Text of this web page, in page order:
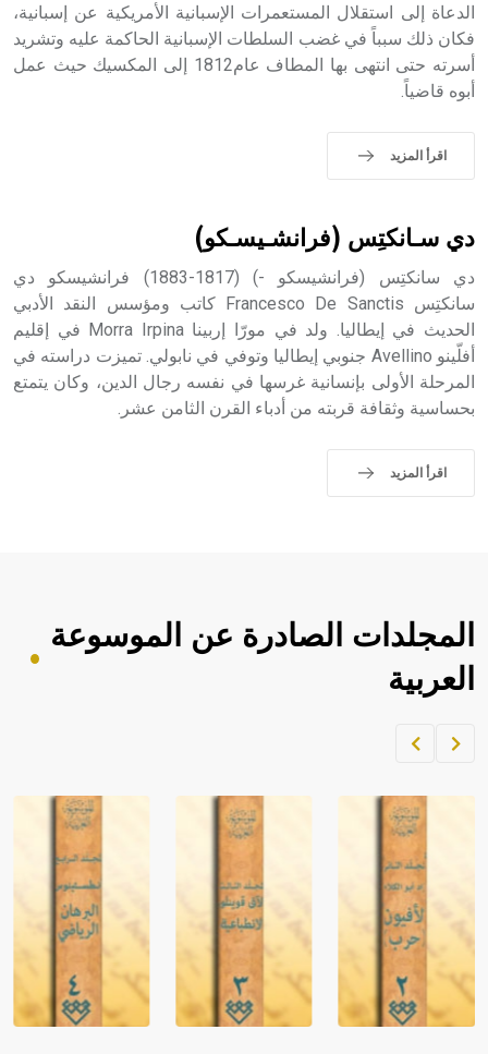
- هل تعلم أن الأبجدية الكنعانية تتألف من /22/ علامة كتابية
sign تكتب منفصلة غير متصلة، وتعتمد المبدأ الأكوروفوني،
حيث تقتصر القيمة الصوتية للعلامة الك
الدعاة إلى استقلال المستعمرات الإسبانية الأمريكية عن إسبانية،
فكان ذلك سبباً في غضب السلطات الإسبانية الحاكمة عليه وتشريد
أسرته حتى انتهى بها المطاف عام1812 إلى المكسيك حيث عمل
أبوه قاضياً.
اقرأ المزيد
دي سـانكتِس (فرانشـيسـكو)
دي سانكتِس (فرانشيسكو -) (1817-1883) فرانشيسكو دي
سانكتِس Francesco De Sanctis كاتب ومؤسس النقد الأدبي
الحديث في إيطاليا. ولد في مورّا إربينا Morra Irpina في إقليم
أفلّينو Avellino جنوبي إيطاليا وتوفي في نابولي. تميزت دراسته في
المرحلة الأولى بإنسانية غرسها في نفسه رجال الدين، وكان يتمتع
بحساسية وثقافة قربته من أدباء القرن الثامن عشر.
اقرأ المزيد
المجلدات الصادرة عن الموسوعة
العربية